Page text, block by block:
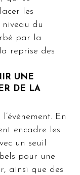
les
niveau du
par la
reprise des
UNE
DE LA
En
encadre les
un seuil
pour une
ainsi que des